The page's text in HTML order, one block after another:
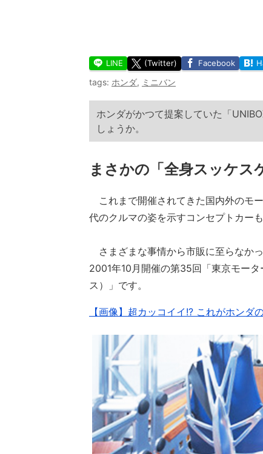
LINE (Twitter) Facebook
tags: ホンダ, ミニバン
ホンダがかつて提案していた「
しょうか。
まさかの「全身スッケス
これまで開催されてきた国内外のモ
代のクルマの姿を示すコンセプトカー
さまざまな事情から市販に至らなか
2001年10月開催の第35回「東京モー
ス）」です。
【画像】超カッコイイ!? これがホンダ